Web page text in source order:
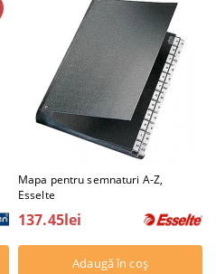
Mapa pentru semnaturi A-Z,
Esselte
137.45lei